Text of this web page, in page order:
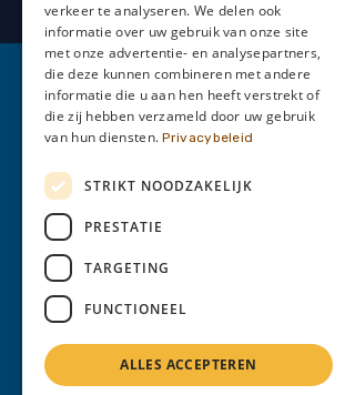
verkeer te analyseren. We delen ook
informatie over uw gebruik van onze site
met onze advertentie- en analysepartners,
die deze kunnen combineren met andere
informatie die u aan hen heeft verstrekt of
die zij hebben verzameld door uw gebruik
van hun diensten. Privacybeleid
STRIKT NOODZAKELIJK
PRESTATIE
TARGETING
FUNCTIONEEL
ALLES ACCEPTEREN